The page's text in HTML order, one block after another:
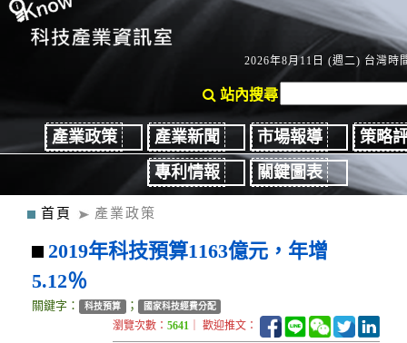
2026年8月11日 (週二) 台灣時
站內搜尋
產業政策 產業新聞 市場報導
策略
專利情報
關鍵圖表
首頁 產業政策
2019年科技預算1163億元，年增
5.12％
關鍵字： 科技預算 ； 國家科技經費分配
瀏覽次數：5641 ｜ 歡迎推文：